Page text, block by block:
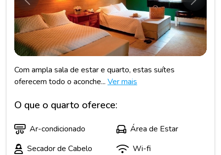
Anterior
Com ampla sala de estar e quarto, estas suítes
oferecem todo o aconche... Ver mais
O que o quarto oferece:
Ar-condicionado
Área de Estar
Secador de Cabelo
Wi-fi